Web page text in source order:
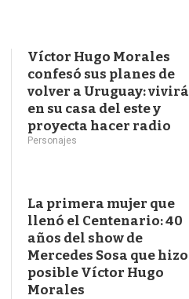
Víctor Hugo Morales
confesó sus planes de
volver a Uruguay: vivirá
en su casa del este y
proyecta hacer radio
Personajes
La primera mujer que
llenó el Centenario: 40
años del show de
Mercedes Sosa que hizo
posible Víctor Hugo
Morales